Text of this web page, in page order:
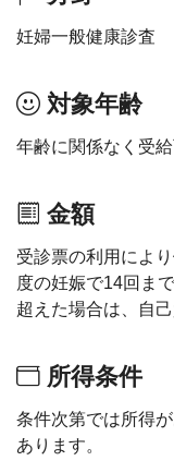
妊婦一般健康診査
対象年齢
年齢に関係なく受給
金額
受診票の利用によ
度の妊娠で14回ま
超えた場合は、自
所得条件
条件次第では所得
あります。